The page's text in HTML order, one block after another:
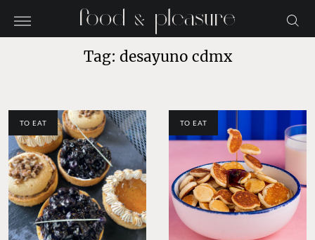
Tag: desayuno cdmx
TO EAT TO EAT